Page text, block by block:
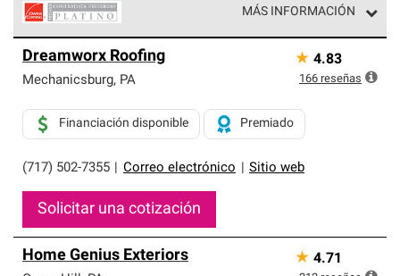
MÁS INFORMACIÓN
Corning constituyen el nivel superior de nuestra red
exclusiva y cumplen con estándares estrictos de
Solo ellos pueden ofrecer nuestra mejor garantía de
sistemas de techos.
Dreamworx Roofing
Mechanicsburg, PA
(717) 502-7355 Correo electrónico Sitio web
Financiación disponible Premiado
Solicitar una cotización
★ 4.83
166 reseñas
Home Genius Exteriors ★ 4.71